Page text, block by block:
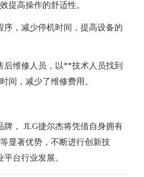
提高操作的舒适性。
序，减少停机时间，提高设备的
后维修人员，以**技术人员找到
间，减少了维修费用。
牌， JLG捷尔杰将凭借自身拥有
显著优势，不断进行创新技
台行业发展。